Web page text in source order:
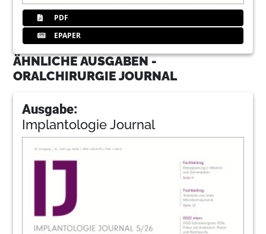
PDF
EPAPER
ÄHNLICHE AUSGABEN -
ORALCHIRURGIE JOURNAL
Ausgabe:
Implantologie Journal